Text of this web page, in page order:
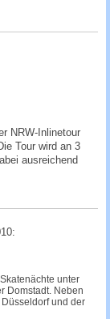
NRW-Inlinetour
Tour wird an 3
ausreichend
unter
Domstadt. Neben
und der